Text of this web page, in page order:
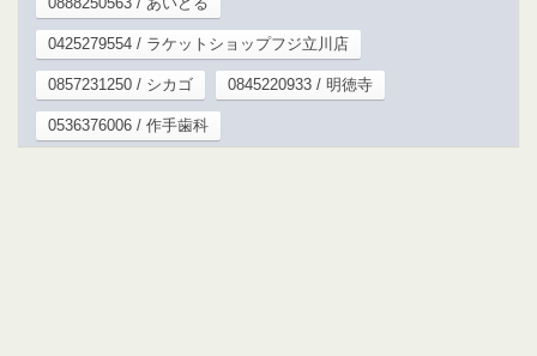
0425279554 / ラケットショップフジ立川店
0857231250 / シカゴ 0845220933 / 明徳寺
0536376006 / 作手歯科